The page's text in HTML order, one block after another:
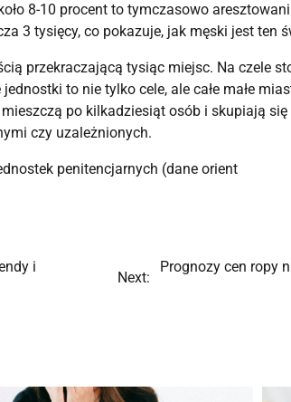
8-10 procent to tymczasowo
3 tysięcy, co pokazuje, jak męski jest ten
przekraczającą tysiąc miejsc. Na czele
to nie tylko cele, ale całe małe
po kilkadziesiąt osób i skupiają
czy uzależnionych.
penitencjarnych (dane orient
i
Next:
Prognozy cen ropy